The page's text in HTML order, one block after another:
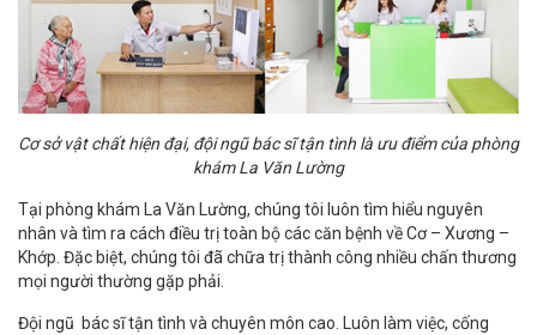
Cơ sở vật chất hiện đại, đội ngũ bác sĩ tận tình là ưu điểm của phòng
khám La Văn Lường
Tại phòng khám La Văn Lường, chúng tôi luôn tìm hiểu nguyên
nhân và tìm ra cách điều trị toàn bộ các căn bệnh về Cơ – Xương –
Khớp. Đặc biệt, chúng tôi đã chữa trị thành công nhiều chấn thương
mọi người thường gặp phải.
Đội ngũ bác sĩ tận tình và chuyên môn cao. Luôn làm việc, cống